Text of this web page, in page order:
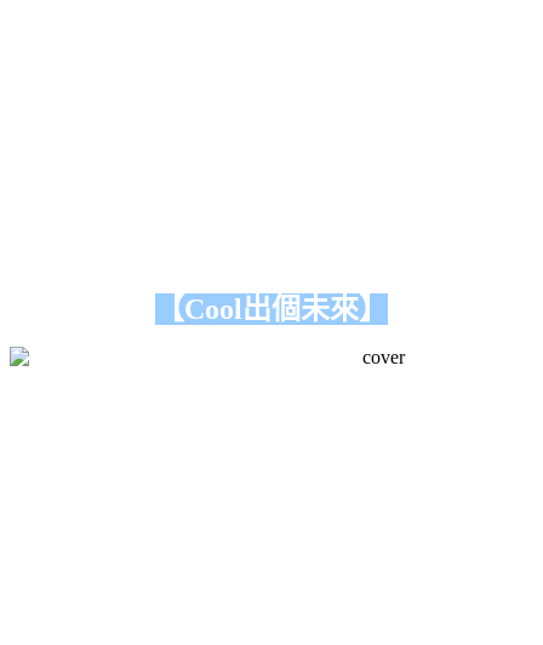
【Cool出個未來】